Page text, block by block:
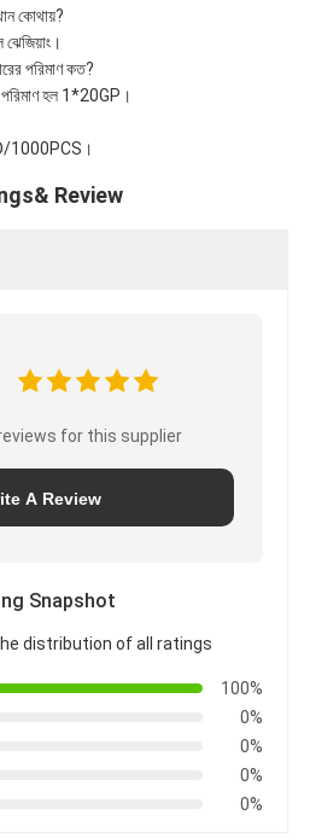
কোথায়?
পরিমাণ কত?
পরিমাণ হল 1*20GP।
1000PCS।
Review
for this supplier
A Review
Snapshot
distribution of all ratings
100%
0%
0%
0%
0%